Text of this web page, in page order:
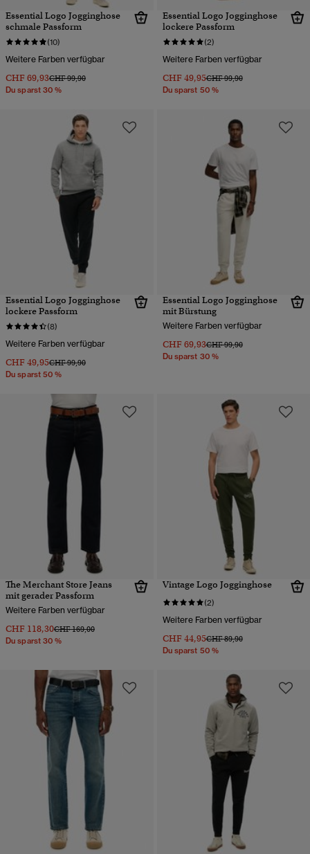
Essential Logo Jogginghose
schmale Passform
(10)
Weitere Farben verfügbar
CHF 69,93Preis wurde reduziert von
CHF 99,90bis
Du sparst 30 %
Essential Logo Jogginghose
lockere Passform
(2)
Weitere Farben verfügbar
CHF 49,95Preis wurde reduziert von
CHF 99,90bis
Du sparst 50 %
Essential Logo Jogginghose
lockere Passform
(8)
Weitere Farben verfügbar
CHF 49,95Preis wurde reduziert von
CHF 99,90bis
Du sparst 50 %
Essential Logo Jogginghose
mit Bürstung
Weitere Farben verfügbar
CHF 69,93Preis wurde reduziert von
CHF 99,90bis
Du sparst 30 %
The Merchant Store Jeans
mit gerader Passform
Weitere Farben verfügbar
CHF 118,30Preis wurde reduziert von
CHF 169,00bis
Du sparst 30 %
Vintage Logo Jogginghose
(2)
Weitere Farben verfügbar
CHF 44,95Preis wurde reduziert von
CHF 89,90bis
Du sparst 50 %